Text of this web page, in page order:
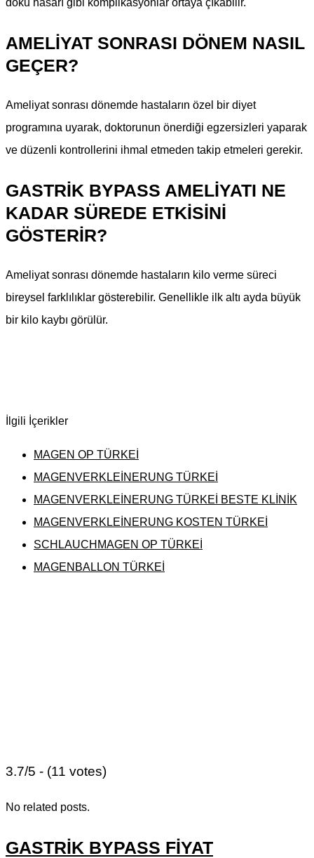
doku hasarı gibi komplikasyonlar ortaya çıkabilir.
AMELIYAT SONRASI DÖNEM NASIL
GEÇER?
Ameliyat sonrası dönemde hastaların özel bir diyet
programına uyarak, doktorunun önerdiği egzersizleri yaparak
ve düzenli kontrollerini ihmal etmeden takip etmeleri gerekir.
GASTRIK BYPASS AMELIYATI NE
KADAR SÜREDE ETKISINI
GÖSTERIR?
Ameliyat sonrası dönemde hastaların kilo verme süreci
bireysel farklılıklar gösterebilir. Genellikle ilk altı ayda büyük
bir kilo kaybı görülür.
İlgili İçerikler
MAGEN OP TÜRKEİ
MAGENVERKLEİNERUNG TÜRKEİ
MAGENVERKLEİNERUNG TÜRKEİ BESTE KLİNİK
MAGENVERKLEİNERUNG KOSTEN TÜRKEİ
SCHLAUCHMAGEN OP TÜRKEİ
MAGENBALLON TÜRKEİ
3.7/5 - (11 votes)
No related posts.
GASTRIK BYPASS FIYAT